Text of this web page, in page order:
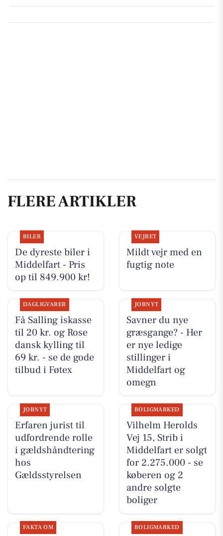
FLERE ARTIKLER
BILER
De dyreste biler i
Middelfart - Pris
op til 849.900 kr!
VEJRET
Mildt vejr med en
fugtig note
DAGLIGVARER
Få Salling iskasse
til 20 kr. og Rose
dansk kylling til
69 kr. - se de gode
tilbud i Føtex
JOBNYT
Savner du nye
græsgange? - Her
er nye ledige
stillinger i
Middelfart og
omegn
JOBNYT
Erfaren jurist til
udfordrende rolle
i gældshåndtering
hos
Gældsstyrelsen
BOLIGMARKED
Vilhelm Herolds
Vej 15, Strib i
Middelfart er solgt
for 2.275.000 - se
køberen og 2
andre solgte
boliger
FAKTA OM BOLIGMARKED